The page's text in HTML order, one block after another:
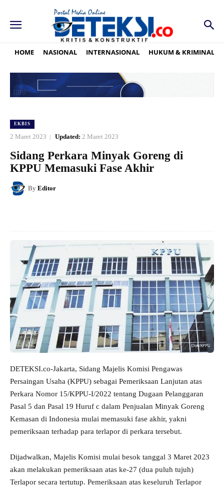
HOME NASIONAL INTERNASIONAL HUKUM & KRIMINAL
EKBIS
2 Maret 2023 Updated: 2 Maret 2023
Sidang Perkara Minyak Goreng di
KPPU Memasuki Fase Akhir
By Editor
DETEKSI.co-Jakarta, Sidang Majelis Komisi Pengawas
Persaingan Usaha (KPPU) sebagai Pemeriksaan Lanjutan atas
Perkara Nomor 15/KPPU-I/2022 tentang Dugaan Pelanggaran
Pasal 5 dan Pasal 19 Huruf c dalam Penjualan Minyak Goreng
Kemasan di Indonesia mulai memasuki fase akhir, yakni
pemeriksaan terhadap para terlapor di perkara tersebut.
Dijadwalkan, Majelis Komisi mulai besok tanggal 3 Maret 2023
akan melakukan pemeriksaan atas ke-27 (dua puluh tujuh)
Terlapor secara tertutup. Pemeriksaan atas keseluruh Terlapor